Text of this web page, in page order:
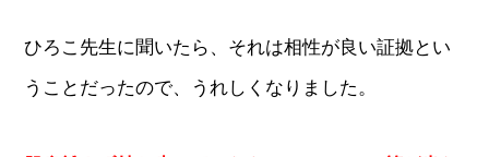
ひろこ先生に聞いたら、それは相性が良い証拠とい
うことだったので、うれしくなりました。